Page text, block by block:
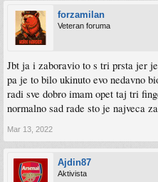
forzamilan
Veteran foruma
Jbt ja i zaboravio to s tri prsta jer
pa je to bilo ukinuto evo nedavno
radi sve dobro imam opet taj tri
normalno sad rade sto je najveca
Mar 13, 2022
Ajdin87
Aktivista